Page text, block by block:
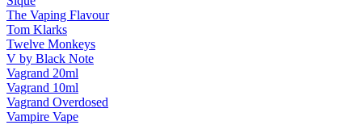
The Vaping Flavour
Tom Klarks
Twelve Monkeys
V by Black Note
Vagrand 20ml
Vagrand 10ml
Vagrand Overdosed
Vampire Vape